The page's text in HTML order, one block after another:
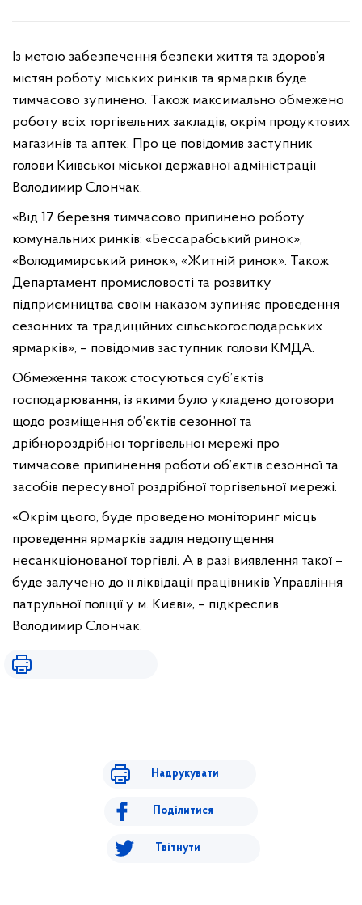
Із метою забезпечення безпеки життя та здоров’я
містян роботу міських ринків та ярмарків буде
тимчасово зупинено. Також максимально обмежено
роботу всіх торгівельних закладів, окрім продуктових
магазинів та аптек. Про це повідомив заступник
голови Київської міської державної адміністрації
Володимир Слончак.
«Від 17 березня тимчасово припинено роботу
комунальних ринків: «Бессарабський ринок»,
«Володимирський ринок», «Житній ринок». Також
Департамент промисловості та розвитку
підприємництва своїм наказом зупиняє проведення
сезонних та традиційних сільськогосподарських
ярмарків», – повідомив заступник голови КМДА.
Обмеження також стосуються суб’єктів
господарювання, із якими було укладено договори
щодо розміщення об’єктів сезонної та
дрібнороздрібної торгівельної мережі про
тимчасове припинення роботи об’єктів сезонної та
засобів пересувної роздрібної торгівельної мережі.
«Окрім цього, буде проведено моніторинг місць
проведення ярмарків задля недопущення
несанкціонованої торгівлі. А в разі виявлення такої –
буде залучено до її ліквідації працівників Управління
патрульної поліції у м. Києві», – підкреслив
Володимир Слончак.
Надрукувати
Поділитися
Твітнути